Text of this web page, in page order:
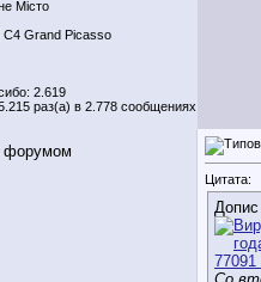
Місто
C4 Grand Picasso
2.619
раз(а) в 2.778 сообщениях
Цитата: